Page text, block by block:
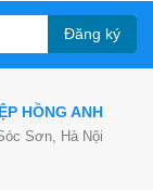
Đăng ký
HỒNG ANH
Sơn, Hà Nội